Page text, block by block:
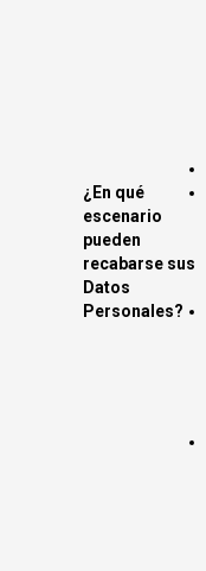
¿En qué
escenario
pueden
recabarse sus
Datos
Personales?